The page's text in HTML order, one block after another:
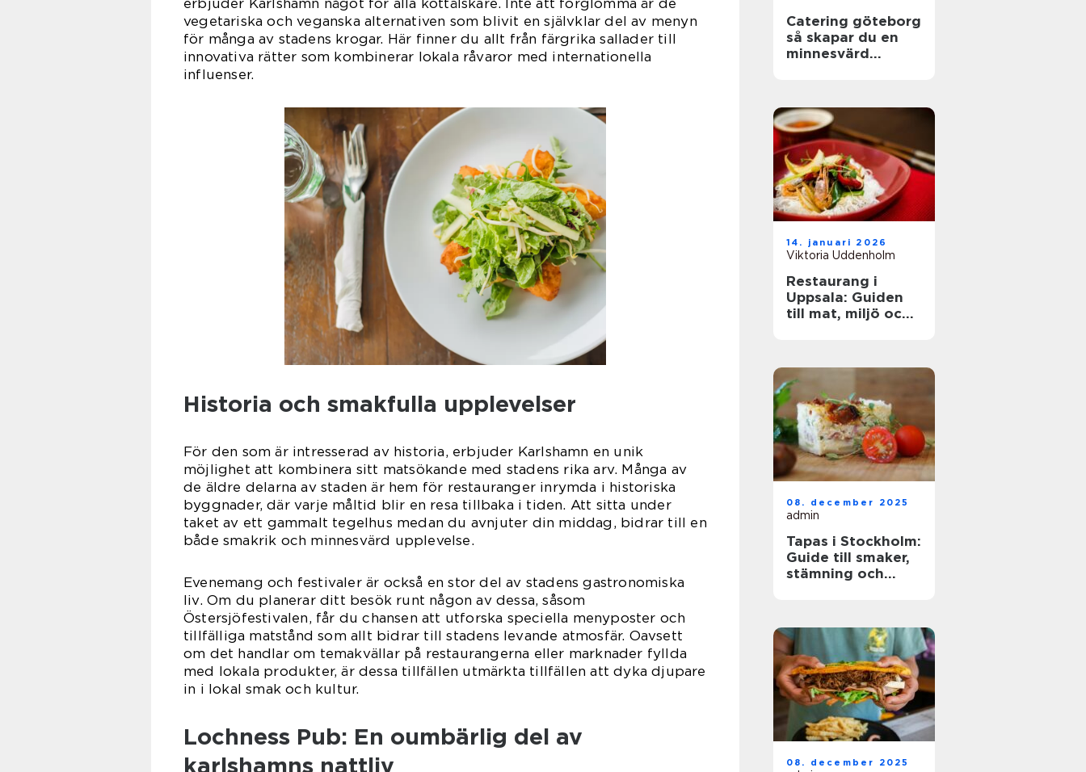
erbjuder Karlshamn något för alla köttälskare. Inte att förglömma är de
vegetariska och veganska alternativen som blivit en självklar del av menyn
för många av stadens krogar. Här finner du allt från färgrika sallader till
innovativa rätter som kombinerar lokala råvaror med internationella
influenser.
Historia och smakfulla upplevelser
För den som är intresserad av historia, erbjuder Karlshamn en unik
möjlighet att kombinera sitt matsökande med stadens rika arv. Många av
de äldre delarna av staden är hem för restauranger inrymda i historiska
byggnader, där varje måltid blir en resa tillbaka i tiden. Att sitta under
taket av ett gammalt tegelhus medan du avnjuter din middag, bidrar till en
både smakrik och minnesvärd upplevelse.
Evenemang och festivaler är också en stor del av stadens gastronomiska
liv. Om du planerar ditt besök runt någon av dessa, såsom
Östersjöfestivalen, får du chansen att utforska speciella menyposter och
tillfälliga matstånd som allt bidrar till stadens levande atmosfär. Oavsett
om det handlar om temakvällar på restaurangerna eller marknader fyllda
med lokala produkter, är dessa tillfällen utmärkta tillfällen att dyka djupare
in i lokal smak och kultur.
Lochness Pub: En oumbärlig del av
karlshamns nattliv
Catering göteborg
så skapar du en
minnesvärd
14. januari 2026
Viktoria Uddenholm
Restaurang i
Uppsala: Guiden
till mat, miljö och
08. december 2025
admin
Tapas i Stockholm:
Guide till smaker,
stämning och
08. december 2025